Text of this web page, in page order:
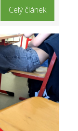
Celý článek